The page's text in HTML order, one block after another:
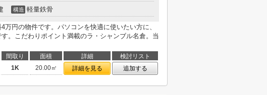
構造 軽量鉄骨
万円の物件です。パソコンを快適に使いたい方に、
。こだわりポイント満載のラ・シャンブル名倉。当
間取り 面積 詳細
検討リスト
1K 20.00㎡ 詳細を見る 追加する